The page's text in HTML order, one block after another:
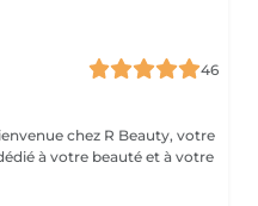
46
à votre beauté et à votre